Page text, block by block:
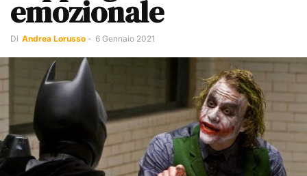
emozionale
Di Andrea Lorusso - 6 Gennaio 2021